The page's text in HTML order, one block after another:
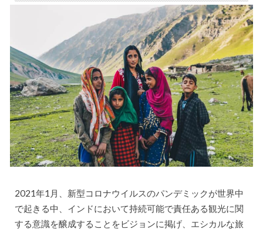
2021年1月、新型コロナウイルスのパンデミックが世界中
で起きる中、インドにおいて持続可能で責任ある観光に関
する意識を醸成することをビジョンに掲げ、エシカルな旅